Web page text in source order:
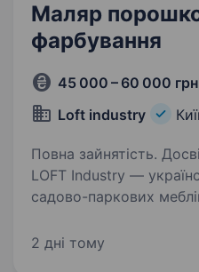
Маляр
фарбування
45 000 – 60 000 грн
Loft industry
Повна зайнятість.
LOFT Industry —
садово-паркових
робити? Знання основних методів підготовки
2 дні тому